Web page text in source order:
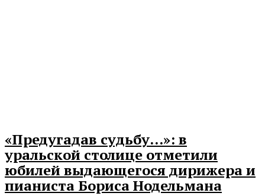
«Предугадав судьбу…»: в
уральской столице отметили
юбилей выдающегося дирижера и
пианиста Бориса Нодельмана